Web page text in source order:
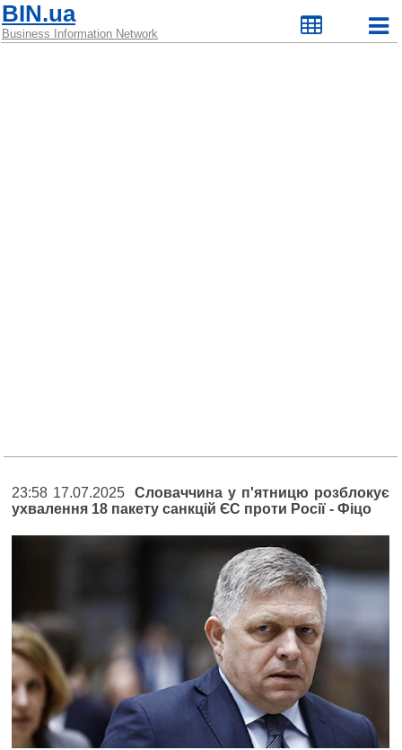
BIN.ua
Business Information Network
23:58 17.07.2025Словаччина у п'ятницю розблокує
ухвалення 18 пакету санкцій ЄС проти Росії - Фіцо